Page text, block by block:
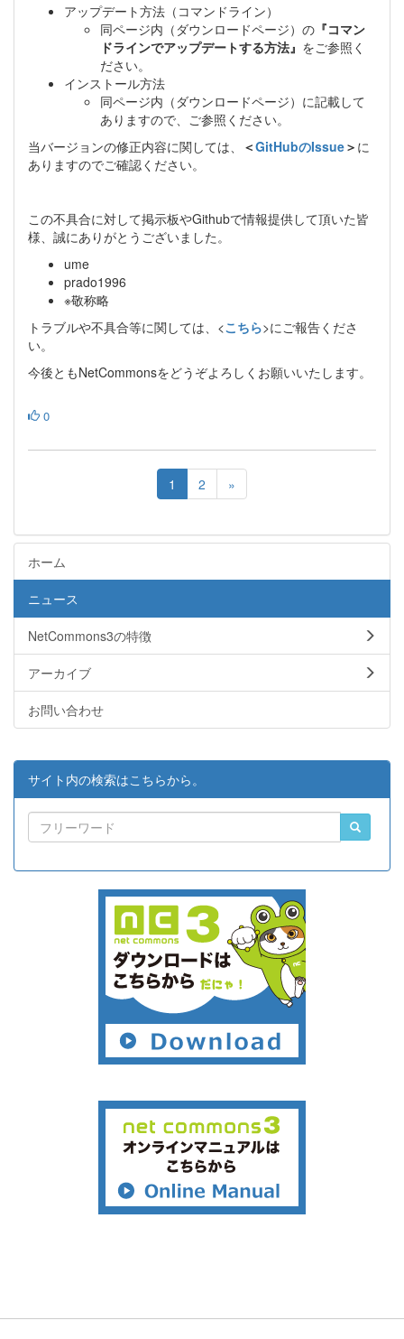
アップデート方法（コマンドライン）
同ページ内（ダウンロードページ）の 『コマン
ドラインでアップデートする方法』 をご参照く
ださい。
インストール方法
同ページ内（ダウンロードページ）に記載して
ありますので、ご参照ください。
当バージョンの修正内容に関しては、
＜GitHubのIssue＞ に
ありますのでご確認ください。
この不具合に対して掲示板やGithubで情報提供して頂いた皆
様、誠にありがとうございました。
ume
prado1996
※敬称略
トラブルや不具合等に関しては、<こちら>にご報告くださ
い。
今後ともNetCommonsをどうぞよろしくお願いいたします。
0
1 2 »
ホーム
ニュース
NetCommons3の特徴
アーカイブ
お問い合わせ
サイト内の検索はこちらから。